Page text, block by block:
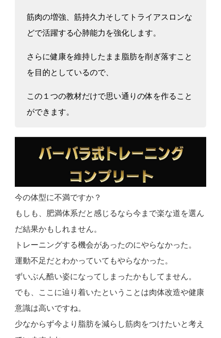
筋肉の増強、筋持久力そしてトライアスロンな
どで活躍する心肺能力を強化します。
さらに健康を維持したまま脂肪を削ぎ落すこと
を目的としているので、
この１つの教材だけで思い通りの体を作ること
ができます。
今の体型に不満ですか？
もしも、肥満体系だと感じるなら今まで楽な道を選ん
だ結果かもしれません。
トレーニングする機会があったのにやらなかった。
運動不足だとわかっていてもやらなかった。
ずいぶん酷い姿になってしまったかもしてません。
でも、ここに辿り着いたということは肉体改造や健康
意識は高いですね。
少なからず今より脂肪を減らし筋肉をつけたいと考え